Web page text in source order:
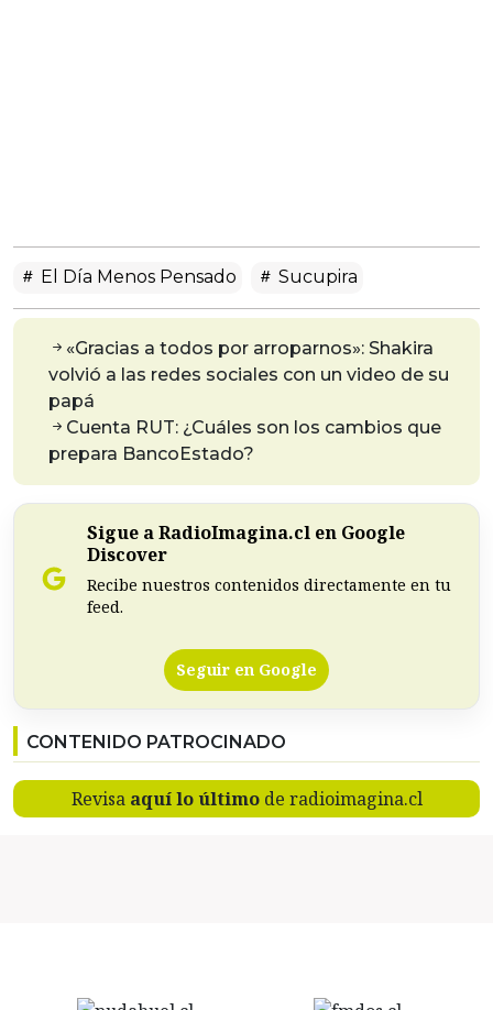
El Día Menos Pensado Sucupira
«Gracias a todos por arroparnos»: Shakira
volvió a las redes sociales con un video de su
papá
Cuenta RUT: ¿Cuáles son los cambios que
prepara BancoEstado?
Sigue a RadioImagina.cl en Google
Discover
Recibe nuestros contenidos directamente en tu
feed.
Seguir en Google
CONTENIDO PATROCINADO
Revisa aquí lo últimode radioimagina.cl